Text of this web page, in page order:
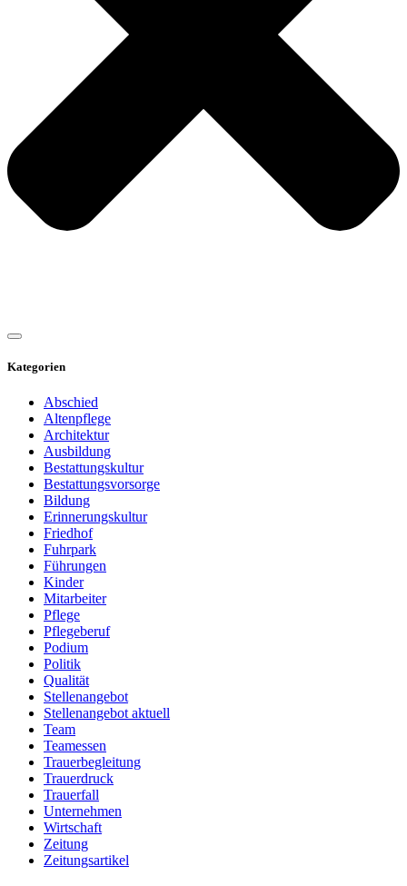
Kategorien
Abschied
Altenpflege
Architektur
Ausbildung
Bestattungskultur
Bestattungsvorsorge
Bildung
Erinnerungskultur
Friedhof
Fuhrpark
Führungen
Kinder
Mitarbeiter
Pflege
Pflegeberuf
Podium
Politik
Qualität
Stellenangebot
Stellenangebot aktuell
Team
Teamessen
Trauerbegleitung
Trauerdruck
Trauerfall
Unternehmen
Wirtschaft
Zeitung
Zeitungsartikel